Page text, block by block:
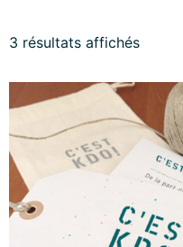
3 résultats affichés